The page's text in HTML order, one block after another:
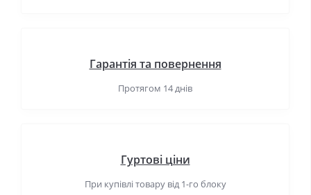
Гарантія та повернення
Протягом 14 днів
Гуртові ціни
При купівлі товару від 1-го блоку